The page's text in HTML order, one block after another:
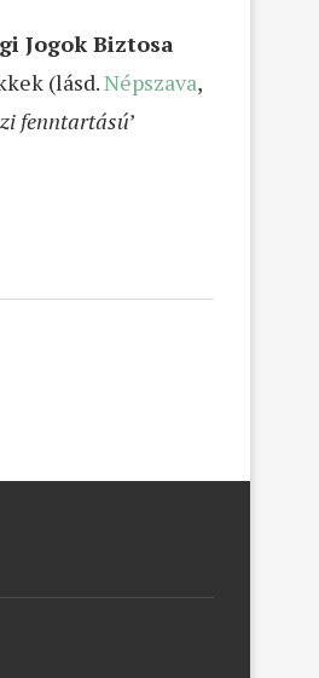
Jogok Biztosa
(lásd.Népszava,
fenntartású’